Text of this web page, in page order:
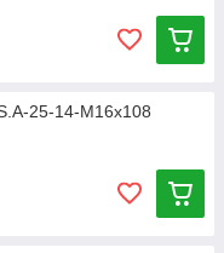
25-14-M16x108